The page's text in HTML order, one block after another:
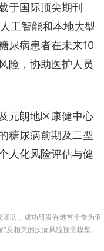
于国际顶尖期刊
工智能和本地大型
尿病患者在未来10
险，协助医护人员
元朗地区康健中心
糖尿病前期及二型
人化风险评估与健
队，成功研发香港首个专为亚
及相关的疾病风险预测模型。